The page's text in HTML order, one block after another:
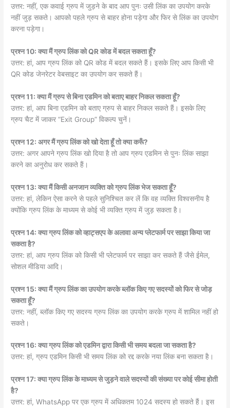
उत्तर: नहीं, एक कवाई ग्रुप में जुड़ने के बाद आप पुनः उसी लिंक का उपयोग करके
नहीं जुड़ सकते। आपको पहले ग्रुप से बाहर होना पड़ेगा और फिर से लिंक का उपयोग
करना पड़ेगा।
प्रश्न 10: क्या मैं ग्रुप लिंक को QR कोड में बदल सकता हूँ?
उत्तर: हां, आप ग्रुप लिंक को QR कोड में बदल सकते हैं। इसके लिए आप किसी भी
QR कोड जेनरेटर वेबसाइट का उपयोग कर सकते हैं।
प्रश्न 11: क्या मैं ग्रुप से बिना एडमिन को बताए बाहर निकल सकता हूँ?
उत्तर: हां, आप बिना एडमिन को बताए ग्रुप से बाहर निकल सकते हैं। इसके लिए
ग्रुप चैट में जाकर “Exit Group” विकल्प चुनें।
प्रश्न 12: अगर मैं ग्रुप लिंक को खो देता हूँ तो क्या करूँ?
उत्तर: अगर आपने ग्रुप लिंक खो दिया है तो आप ग्रुप एडमिन से पुनः लिंक साझा
करने का अनुरोध कर सकते हैं।
प्रश्न 13: क्या मैं किसी अनजान व्यक्ति को ग्रुप लिंक भेज सकता हूँ?
उत्तर: हां, लेकिन ऐसा करने से पहले सुनिश्चित कर लें कि वह व्यक्ति विश्वसनीय है
क्योंकि ग्रुप लिंक के माध्यम से कोई भी व्यक्ति ग्रुप में जुड़ सकता है।
प्रश्न 14: क्या ग्रुप लिंक को व्हाट्सएप के अलावा अन्य प्लेटफार्म पर साझा किया जा
सकता है?
उत्तर: हां, आप ग्रुप लिंक को किसी भी प्लेटफार्म पर साझा कर सकते हैं जैसे ईमेल,
सोशल मीडिया आदि।
प्रश्न 15: क्या मैं ग्रुप लिंक का उपयोग करके ब्लॉक किए गए सदस्यों को फिर से जोड़
सकता हूँ?
उत्तर: नहीं, ब्लॉक किए गए सदस्य ग्रुप लिंक का उपयोग करके ग्रुप में शामिल नहीं हो
सकते।
प्रश्न 16: क्या ग्रुप लिंक को एडमिन द्वारा किसी भी समय बदला जा सकता है?
उत्तर: हां, ग्रुप एडमिन किसी भी समय लिंक को रद्द करके नया लिंक बना सकता है।
प्रश्न 17: क्या ग्रुप लिंक के माध्यम से जुड़ने वाले सदस्यों की संख्या पर कोई सीमा होती
है?
उत्तर: हां, WhatsApp पर एक ग्रुप में अधिकतम 1024 सदस्य हो सकते हैं। इस